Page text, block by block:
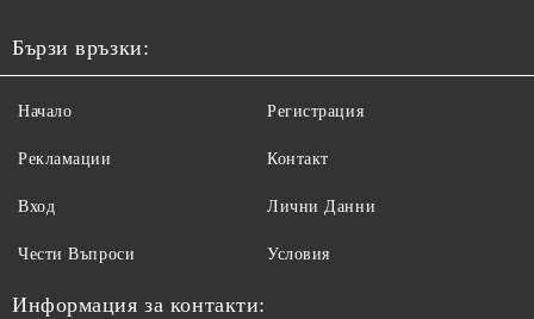
Бързи връзки:
Начало
Рекламации
Вход
Чести Въпроси
Регистрация
Контакт
Лични Данни
Условия
Информация за контакти: